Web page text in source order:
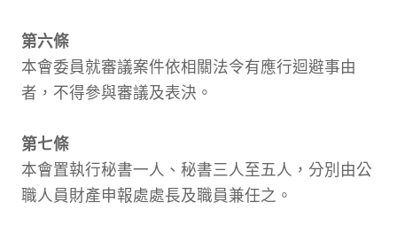
第六條
本會委員就審議案件依相關法令有應行迴避事由
者，不得參與審議及表決。
第七條
本會置執行秘書一人、秘書三人至五人，分別由公
職人員財產申報處處長及職員兼任之。